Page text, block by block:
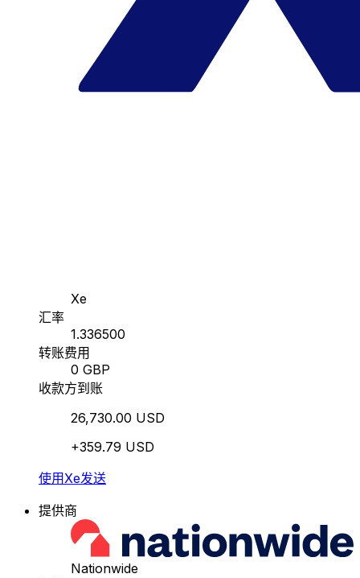
Xe
汇率
1.336500
转账费用
0 GBP
收款方到账
26,730.00 USD
+359.79 USD
使用Xe发送
提供商
Nationwide